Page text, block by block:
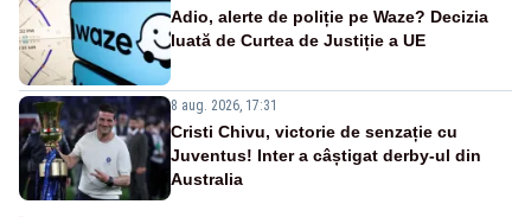
Adio, alerte de poliție pe Waze? Decizia
luată de Curtea de Justiție a UE
8 aug. 2026, 17:31
Cristi Chivu, victorie de senzație cu
Juventus! Inter a câștigat derby-ul din
Australia